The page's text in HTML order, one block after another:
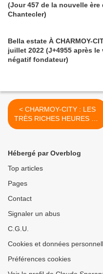
(Jour 457 de la nouvelle ère
Chantecler)
Bella estate À CHARMOY-
juillet 2022 (J+4955 après le
négatif fondateur)
< CHARMOY-CITY : LES
TRÈS RICHES HEURES DE
LA CUISINE
vote négatif fondateur)
Hébergé par Overblog
Top articles
Pages
Contact
Signaler un abus
C.G.U.
Cookies et données
Préférences cookies